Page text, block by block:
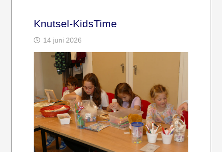
Knutsel-KidsTime
14 juni 2026